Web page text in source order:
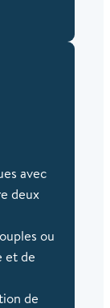
avec
deux
ou
et de
de